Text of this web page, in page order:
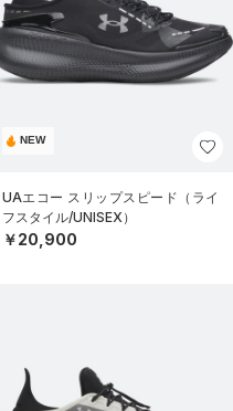
NEW
UAエコー スリップスピード（ライ
フスタイル/UNISEX）
￥20,900